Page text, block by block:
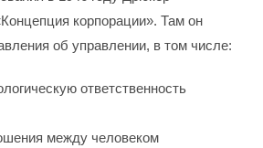
корпорации». Там он
об управлении, в том числе:
ответственность
между человеком